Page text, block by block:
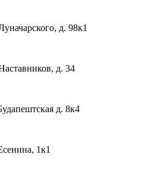
д. 98к1
д. 34
д. 8к4
1к1